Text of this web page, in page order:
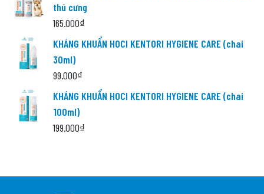
thú cưng
165.000₫
KHÁNG KHUẨN HOCl KENTORI HYGIENE CARE (chai
30ml)
99.000₫
KHÁNG KHUẨN HOCl KENTORI HYGIENE CARE (chai
100ml)
199.000₫